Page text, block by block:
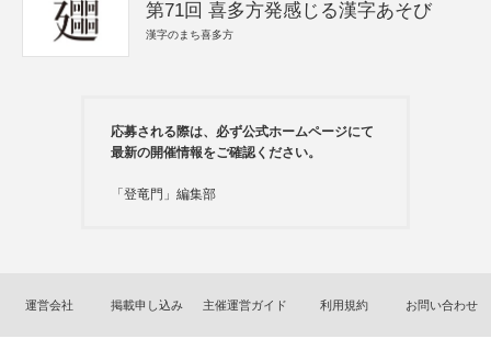
第71回 喜多方発感じる漢字あそび
漢字のまち喜多方
応募される際は、必ず公式ホームページにて
最新の開催情報をご確認ください。
「登竜門」編集部
運営会社 掲載申し込み 主催運営ガイド 利用規約 お問い合わせ